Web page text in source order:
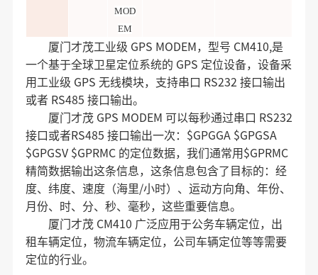
MOD
EM
厦门才茂工业级 GPS MODEM，型号 CM410,是
一个基于全球卫星定位系统的 GPS 定位设备，设备采
用工业级 GPS 无线模块，支持串口 RS232 接口输出
或者 RS485 接口输出。
厦门才茂 GPS MODEM 可以每秒通过串口 RS232
接口或者RS485 接口输出一次：$GPGGA $GPGSA
$GPGSV $GPRMC 的定位数据，我们通常用$GPRMC
精简数据输出这条信息，这条信息包含了目标的：经
度、纬度、速度（海里/小时）、运动方向角、年份、
月份、时、分、秒、毫秒，这些重要信息。
厦门才茂 CM410 广泛应用于公务车辆定位，出
租车辆定位，物流车辆定位，公司车辆定位等等需要
定位的行业。